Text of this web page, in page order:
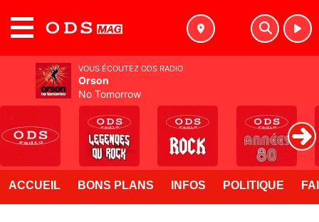
ACCUEIL BONS PLANS INFOS POLITIQUE
VOUS ÉCOUTEZ ODS RADIO
Orson
No Tomorrow